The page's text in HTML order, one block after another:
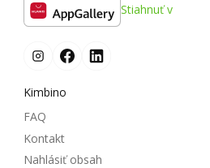
Stiahnuť v
Kimbino
FAQ
Kontakt
Nahlásiť obsah